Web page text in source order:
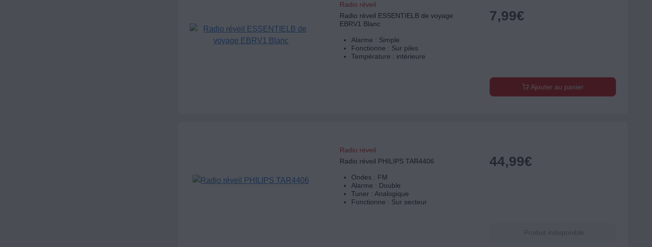
Radio réveil
Radio réveil ESSENTIELB de voyage
EBRV1 Blanc
Alarme : Simple
Fonctionne : Sur piles
Température : intérieure
7,99€
Ajouter au panier
Radio réveil
Radio réveil PHILIPS TAR4406
Ondes : FM
Alarme : Double
Tuner : Analogique
Fonctionne : Sur secteur
44,99€
Produit indisponible